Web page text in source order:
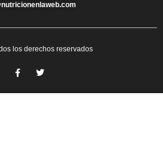
los derechos reservados